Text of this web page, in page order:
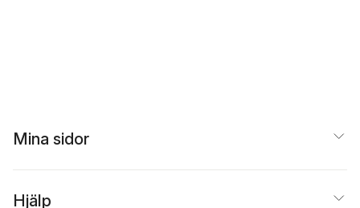
Mina sidor
Hjälp